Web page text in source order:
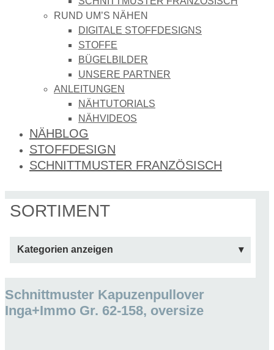
RUND UM’S NÄHEN
DIGITALE STOFFDESIGNS​
STOFFE
BÜGELBILDER
UNSERE PARTNER
ANLEITUNGEN
NÄHTUTORIALS
NÄHVIDEOS
NÄHBLOG
STOFFDESIGN
SCHNITTMUSTER FRANZÖSISCH
SORTIMENT
Kategorien anzeigen
Schnittmuster Kapuzenpullover
Inga+Immo Gr. 62-158, oversize